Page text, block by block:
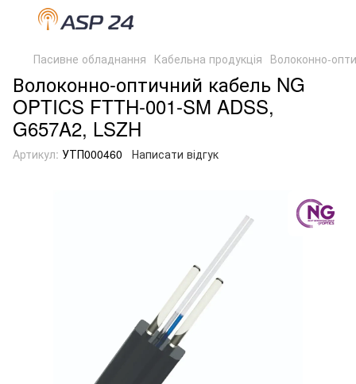
Пасивне обладнання Кабельна продукція Волоконно-
Волоконно-оптичний кабель NG
OPTICS FTTH-001-SM ADSS,
G657A2, LSZH
Артикул: УТП000460 Написати відгук